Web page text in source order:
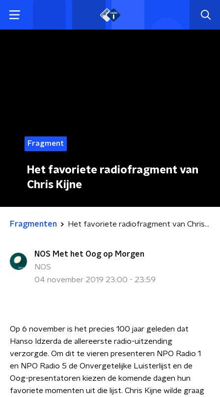
Fragment
Het favoriete radiofragment van
Chris Kijne
Fragmenten Het favoriete radiofragment van Chris Kijne
NOS Met het Oog op Morgen
NOS
04 november 2019 23:00 - 23:59
Op 6 november is het precies 100 jaar geleden dat
Hanso Idzerda de allereerste radio-uitzending
verzorgde. Om dit te vieren presenteren NPO Radio 1
en NPO Radio 5 de Onvergetelijke Luisterlijst en de
Oog-presentatoren kiezen de komende dagen hun
favoriete momenten uit die lijst. Chris Kijne wilde graag